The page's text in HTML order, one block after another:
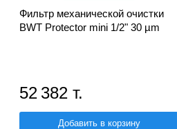
Фильтр механической очистки
BWT Protector mini 1/2" 30 µm
52 382 т.
Добавить в корзину